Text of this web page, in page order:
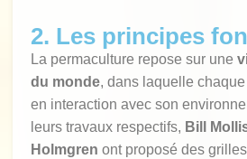
2. Les principes
La permaculture repose sur une
du monde, dans laquelle
en interaction avec son
leurs travaux respectifs, Bill
Holmgren ont proposé des